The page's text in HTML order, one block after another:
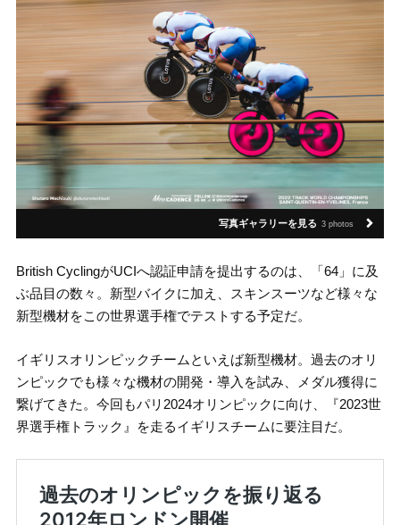
写真ギャラリーを見る 3 photos
British CyclingがUCIへ認証申請を提出するのは、「64」に及
ぶ品目の数々。新型バイクに加え、スキンスーツなど様々な
新型機材をこの世界選手権でテストする予定だ。
イギリスオリンピックチームといえば新型機材。過去のオリ
ンピックでも様々な機材の開発・導入を試み、メダル獲得に
繋げてきた。今回もパリ2024オリンピックに向け、『2023世
界選手権トラック』を走るイギリスチームに要注目だ。